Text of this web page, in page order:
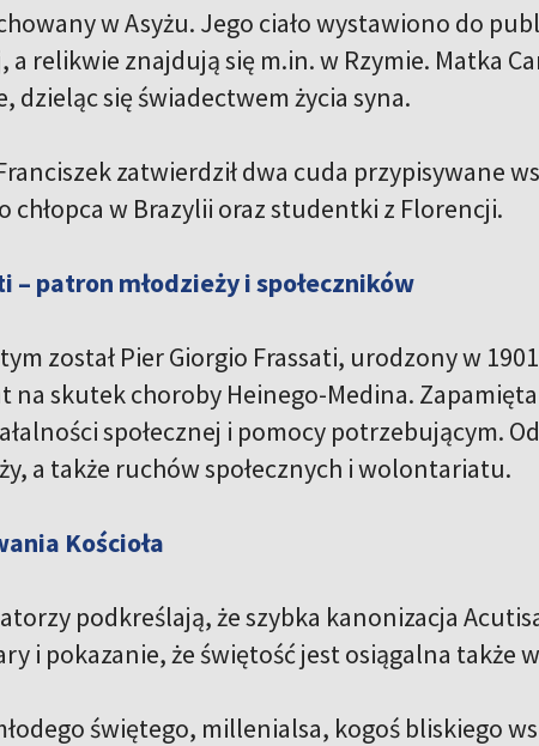
w Asyżu. Jego ciało wystawiono do
a relikwie znajdują się m.in. w Rzymie. Matka
dzieląc się świadectwem życia syna.
zatwierdził dwa cuda przypisywane
chłopca w Brazylii oraz studentki z Florencji.
– patron młodzieży i społeczników
został Pier Giorgio Frassati, urodzony w
na skutek choroby Heinego-Medina.
społecznej i pomocy potrzebującym.
a także ruchów społecznych i wolontariatu.
Kościoła
podkreślają, że szybka kanonizacja
i pokazanie, że świętość jest osiągalna także
świętego, millenialsa, kogoś bliskiego